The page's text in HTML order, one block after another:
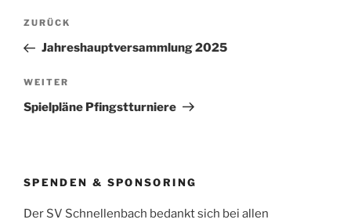
ZURÜCK
Jahreshauptversammlung 2025
WEITER
Spielpläne Pfingstturniere
SPENDEN & SPONSORING
Der SV Schnellenbach bedankt sich bei allen